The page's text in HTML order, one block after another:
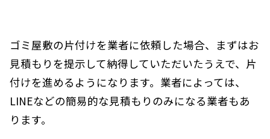
ゴミ屋敷の片付けを業者に依頼した場合、まずはお
見積もりを提示して納得していただいたうえで、片
付けを進めるようになります。業者によっては、
LINEなどの簡易的な見積もりのみになる業者もあ
ります。